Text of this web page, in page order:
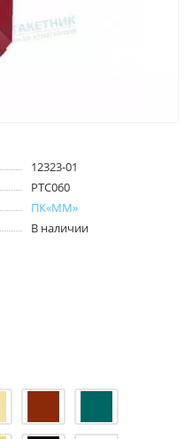
12323-01
PTC060
ПК«ММ»
В наличии